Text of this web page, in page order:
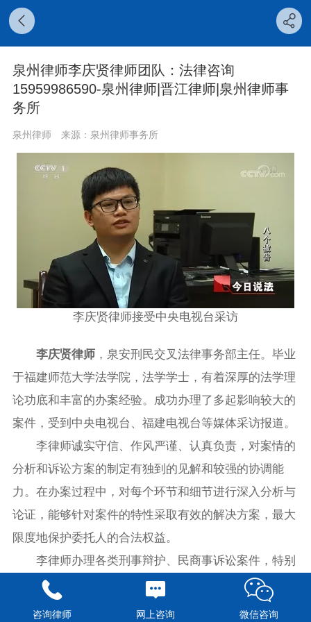
泉州律师李庆贤律师团队：法律咨询
15959986590-泉州律师|晋江律师|泉州律师事
务所
泉州律师 来源：泉州律师事务所
李庆贤律师接受中央电视台采访
李庆贤律师 ，泉安刑民交叉法律事务部主任。毕业
于福建师范大学法学院，法学学士，有着深厚的法学理
论功底和丰富的办案经验。成功办理了多起影响较大的
案件，受到中央电视台、福建电视台等媒体采访报道。
李律师诚实守信、作风严谨、认真负责，对案情的
分析和诉讼方案的制定有独到的见解和较强的协调能
力。在办案过程中，对每个环节和细节进行深入分析与
论证，能够针对案件的特性采取有效的解决方案，最大
限度地保护委托人的合法权益。
李律师办理各类刑事辩护、民商事诉讼案件，特别
是刑事与民商事交叉、刑事与行政交叉的案件，为公
司、企业家、公民等所涉“刑民混杂”、“刑民交错”等类
咨询律师 网上咨询 微信咨询